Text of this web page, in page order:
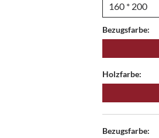
Bezugsfarbe:
Holzfarbe:
Bezugsfarbe: